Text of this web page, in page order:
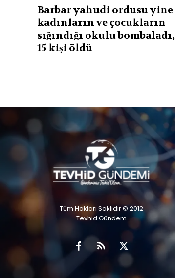
Barbar yahudi ordusu yine
kadınların ve çocukların
sığındığı okulu bombaladı,
15 kişi öldü
Tüm Hakları Saklıdır © 2012
Tevhid Gündem